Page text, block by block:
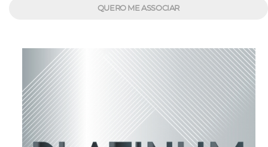
QUERO ME ASSOCIAR